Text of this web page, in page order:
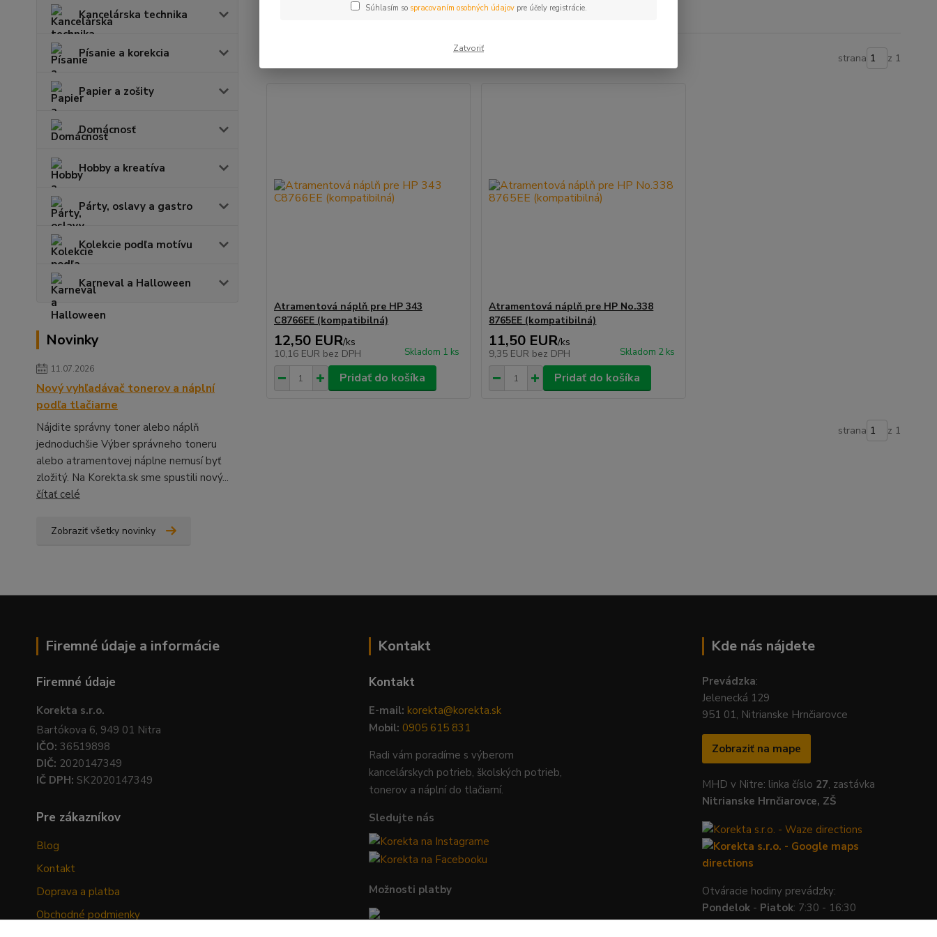
Kancelárska technika
Písanie a korekcia
Papier a zošity
Domácnosť
Hobby a kreatíva
Párty, oslavy a gastro
Kolekcie podľa motívu
Karneval a Halloween
Novinky
11.07.2026
Nový vyhľadávač tonerov a náplní
podľa tlačiarne
Nájdite správny toner alebo náplň
jednoduchšie Výber správneho toneru
alebo atramentovej náplne nemusí byť
zložitý. Na Korekta.sk sme spustili nový...
čítať celé
Zobraziť všetky novinky
strana z 1
Atramentová náplň pre HP 343
C8766EE (kompatibilná)
12,50 EUR/ks
10,16 EUR bez DPH Skladom 1 ks
Pridať do košíka
Atramentová náplň pre HP No.338
8765EE (kompatibilná)
11,50 EUR/ks
9,35 EUR bez DPH Skladom 2 ks
Pridať do košíka
strana z 1
Firemné údaje a informácie
Firemné údaje
Korekta s.r.o.
Bartókova 6, 949 01 Nitra
IČO: 36519898
DIČ: 2020147349
IČ DPH: SK2020147349
Pre zákazníkov
Blog
Kontakt
Doprava a platba
Obchodné podmienky
Kontakt
Kontakt
E-mail: korekta@korekta.sk
Mobil: 0905 615 831
Radi vám poradíme s výberom
kancelárskych potrieb, školských potrieb,
tonerov a náplní do tlačiarní.
Sledujte nás
Možnosti platby
Kde nás nájdete
Prevádzka:
Jelenecká 129
951 01, Nitrianske Hrnčiarovce
Zobraziť na mape
MHD v Nitre: linka číslo 27, zastávka
Nitrianske Hrnčiarovce, ZŠ
Otváracie hodiny prevádzky:
Pondelok - Piatok: 7:30 - 16:30
Súhlasím so spracovaním osobných údajovpre účely registrácie.
Zatvoriť